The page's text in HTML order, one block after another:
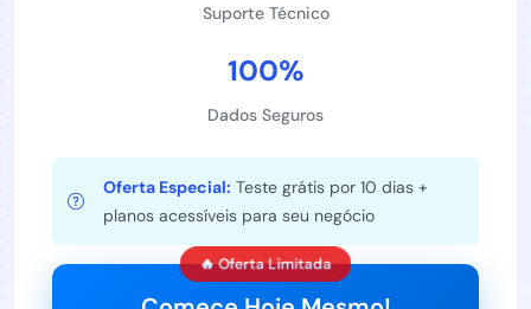
Suporte Técnico
100%
Dados Seguros
Oferta Especial: Teste grátis por 10 dias +
planos acessíveis para seu negócio
🔥 Oferta Limitada